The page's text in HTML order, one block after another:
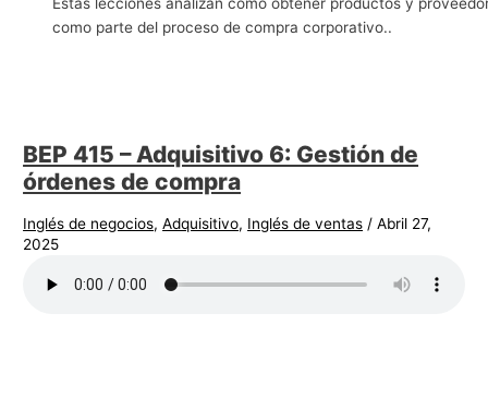
como parte del proceso de compra corporativo..
BEP 415 – Adquisitivo 6: Gestión de
órdenes de compra
Inglés de negocios,Adquisitivo, Inglés de ventas /Abril 27,
2025
o
s